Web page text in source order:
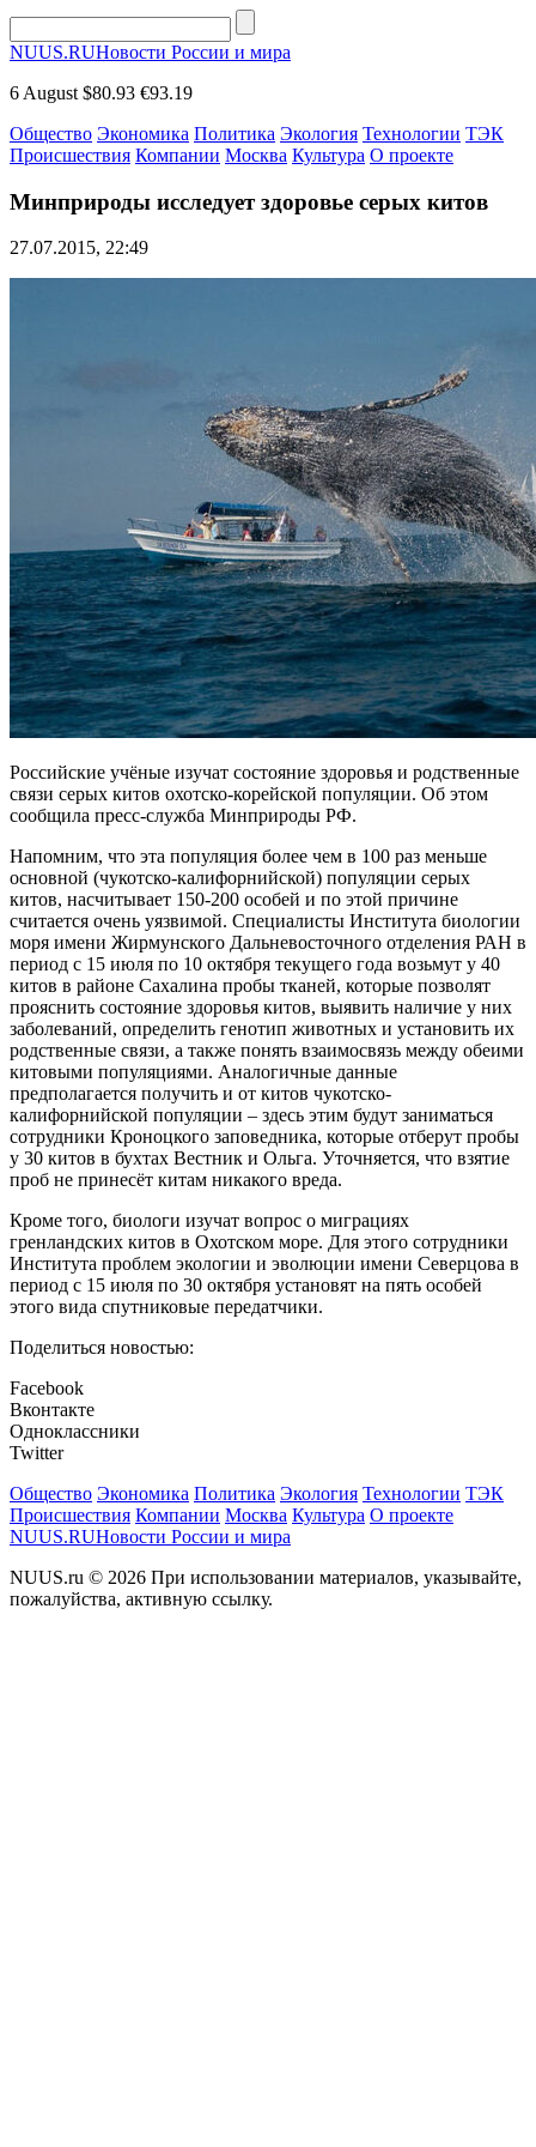
NUUS.RUНовости России и мира
6 August $80.93 €93.19
Общество Экономика Политика Экология Технологии ТЭК
Происшествия Компании Москва Культура О проекте
Минприроды исследует здоровье серых китов
27.07.2015, 22:49
Российские учёные изучат состояние здоровья и родственные
связи серых китов охотско-корейской популяции. Об этом
сообщила пресс-служба Минприроды РФ.
Напомним, что эта популяция более чем в 100 раз меньше
основной (чукотско-калифорнийской) популяции серых
китов, насчитывает 150-200 особей и по этой причине
считается очень уязвимой. Специалисты Института биологии
моря имени Жирмунского Дальневосточного отделения РАН в
период с 15 июля по 10 октября текущего года возьмут у 40
китов в районе Сахалина пробы тканей, которые позволят
прояснить состояние здоровья китов, выявить наличие у них
заболеваний, определить генотип животных и установить их
родственные связи, а также понять взаимосвязь между обеими
китовыми популяциями. Аналогичные данные
предполагается получить и от китов чукотско-
калифорнийской популяции – здесь этим будут заниматься
сотрудники Кроноцкого заповедника, которые отберут пробы
у 30 китов в бухтах Вестник и Ольга. Уточняется, что взятие
проб не принесёт китам никакого вреда.
Кроме того, биологи изучат вопрос о миграциях
гренландских китов в Охотском море. Для этого сотрудники
Института проблем экологии и эволюции имени Северцова в
период с 15 июля по 30 октября установят на пять особей
этого вида спутниковые передатчики.
Поделиться новостью:
Facebook
Вконтакте
Одноклассники
Twitter
Общество Экономика Политика Экология Технологии ТЭК
Происшествия Компании Москва Культура О проекте
NUUS.RUНовости России и мира
NUUS.ru © 2026 При использовании материалов, указывайте,
пожалуйства, активную ссылку.